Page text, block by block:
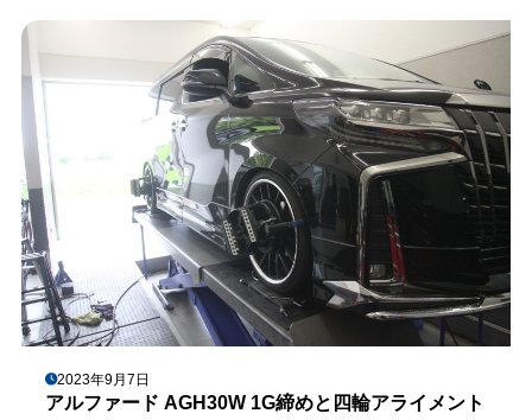
2023年9月7日
アルファード AGH30W 1G締めと四輪アライメント